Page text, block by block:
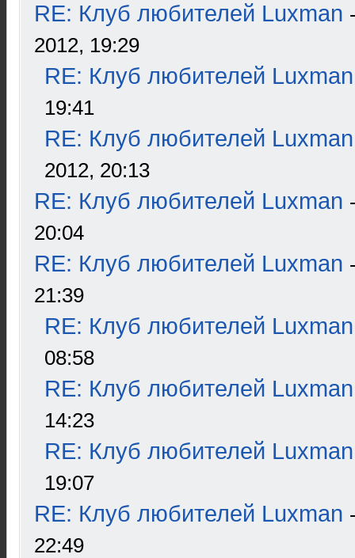
RE: Клуб любителей Luxman
2012, 19:29
RE: Клуб любителей Luxman
19:41
RE: Клуб любителей Luxman
2012, 20:13
RE: Клуб любителей Luxman
20:04
RE: Клуб любителей Luxman
21:39
RE: Клуб любителей Luxman
08:58
RE: Клуб любителей Luxman
14:23
RE: Клуб любителей Luxman
19:07
RE: Клуб любителей Luxman
22:49